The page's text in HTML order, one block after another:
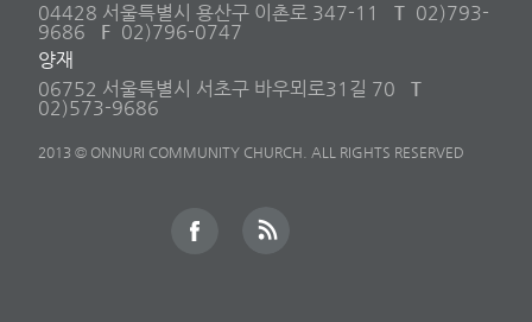
04428 서울특별시 용산구 이촌로 347-11
T 02)793-
9686
F 02)796-0747
양재
06752 서울특별시 서초구 바우뫼로31길 70
T
02)573-9686
2013 © ONNURI COMMUNITY CHURCH. ALL RIGHTS RESERVED